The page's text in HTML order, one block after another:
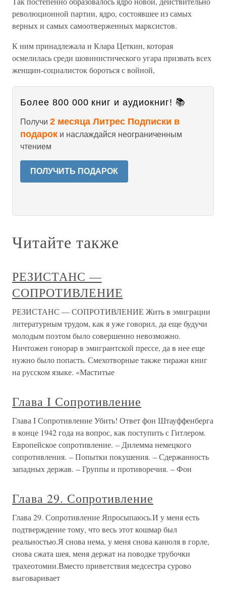
революционной партии, ядро, состоявшее из самых
верных и самых самоотверженных марксистов.
К ним принадлежала и Клара Цеткин, которая
осмелилась среди шовинистического угара призвать всех
женщин-социалисток бороться с войной,
Более 800 000 книг и аудиокниг! 📚
Получи 2 месяца Литрес Подписки в
подарок и наслаждайся неограниченным
чтением
ПОЛУЧИТЬ ПОДАРОК
Читайте также
РЕЗИСТАНС —
СОПРОТИВЛЕНИЕ
РЕЗИСТАНС — СОПРОТИВЛЕНИЕ Жить в эмиграции
литературным трудом, как я уже говорил, да еще будучи
молодым поэтом было совершенно невозможно.
Ничтожен гонорар в эмигрантской прессе, да в нее еще
нужно было попасть. Смехотворные также тиражи книг
на русском языке. «Маститые
Глава I Сопротивление
Глава I Сопротивление Убить! Ответ фон Штауффенберга
в конце 1942 года на вопрос, как поступить с Гитлером.
Европейское сопротивление. – Дилемма немецкого
сопротивления. – Попытки покушения. – Сдержанность
западных держав. – Группы и противоречия. – Фон
Глава 29. Сопротивление
Глава 29. Сопротивление Япросыпаюсь.И у меня есть
подтверждение тому, что весь этот кошмар был
реальностью.Я снова нема, у меня снова канюля в горле,
снова сжата шея, меня держат на поводке трубочки
трахеотомии.Вместо приветствия медсестра сурово
выговаривает